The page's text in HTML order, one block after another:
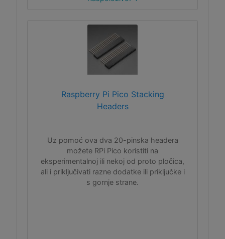
Raspberry Pi Pico Stacking
Headers
Uz pomoć ova dva 20-pinska headera
možete RPi Pico koristiti na
eksperimentalnoj ili nekoj od proto pločica,
ali i priključivati razne dodatke ili priključke i
s gornje strane.